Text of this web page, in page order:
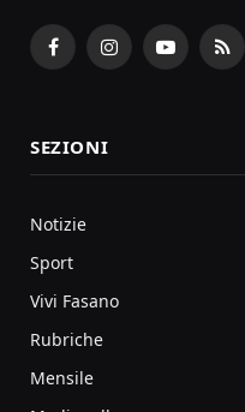
FacebookInstagramYouTubeRSS
SEZIONI
Notizie
Sport
Vivi Fasano
Rubriche
Mensile